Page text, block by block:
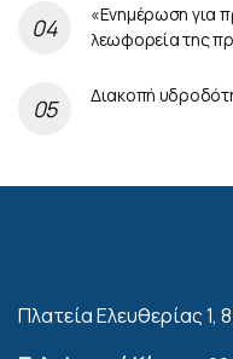
«Ενημέρωση για
λεωφορεία της
Διακοπή
Πλατεία Ελευθερίας 1,